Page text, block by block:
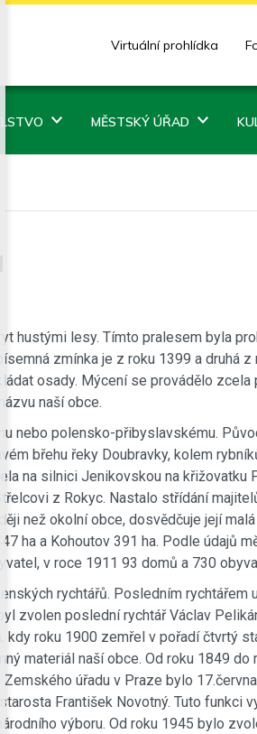
Virtuální prohlídka
MĚSTSKÝ ÚŘAD
hustými lesy. Tímto pralesem byla
zmínka je z roku 1399 a
osady. Mýcení se provádělo zcela
naší obce.
nebo polensko-přibyslavskému.
břehu řeky Doubravky, kolem
na silnici Jenikovskou na
z Rokyc. Nastalo střídání
než okolní obce, dosvědčuje její
ha a Kohoutov 391 ha. Podle
v roce 1911 93 domů a 730
rychtářů. Posledním
zvolen poslední rychtář Václav
kdy roku 1900 zemřel v pořadí čtvrtý
materiál naší obce. Od roku 1849
Zemského úřadu v Praze bylo
František Novotný. Tuto
výboru. Od roku 1945 bylo